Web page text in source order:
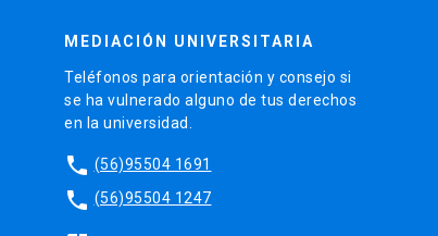
MEDIACIÓN UNIVERSITARIA
Teléfonos para orientación y consejo si
se ha vulnerado alguno de tus derechos
en la universidad.
phone (56)95504 1691
phone (56)95504 1247